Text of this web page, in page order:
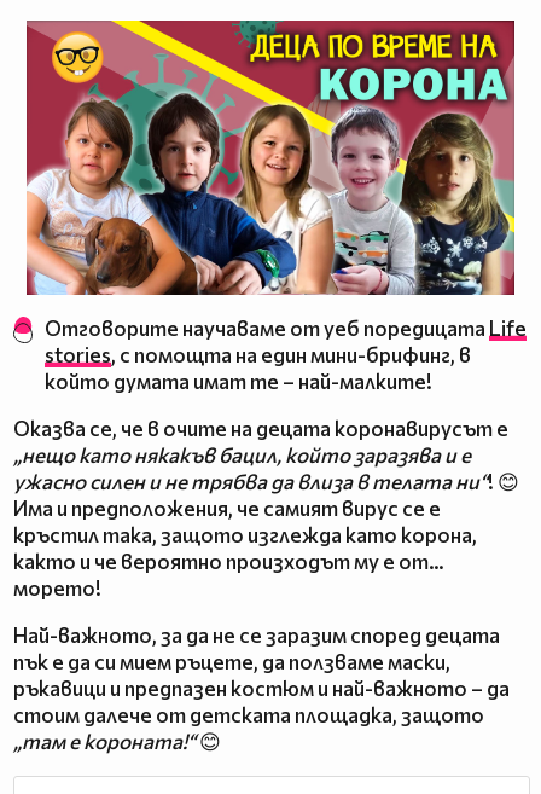
Отговорите научаваме от уеб поредицата Life
stories, с помощта на един мини-брифинг, в
който думата имат те – най-малките!
Оказва се, че в очите на децата коронавирусът е
„нещо като някакъв бацил, който заразява и е
ужасно силен и не трябва да влиза в телата ни“! 😊
Има и предположения, че самият вирус се е
кръстил така, защото изглежда като корона,
както и че вероятно произходът му е от…
морето!
Най-важното, за да не се заразим според децата
пък е да си мием ръцете, да ползваме маски,
ръкавици и предпазен костюм и най-важното – да
стоим далече от детската площадка, защото
„там е короната!“😊